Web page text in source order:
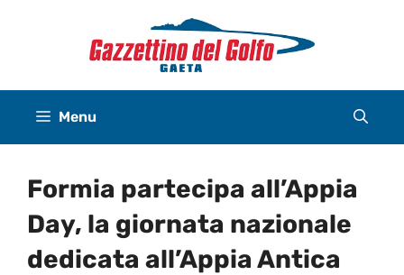
Menu
Formia partecipa all’Appia
Day, la giornata nazionale
dedicata all’Appia Antica